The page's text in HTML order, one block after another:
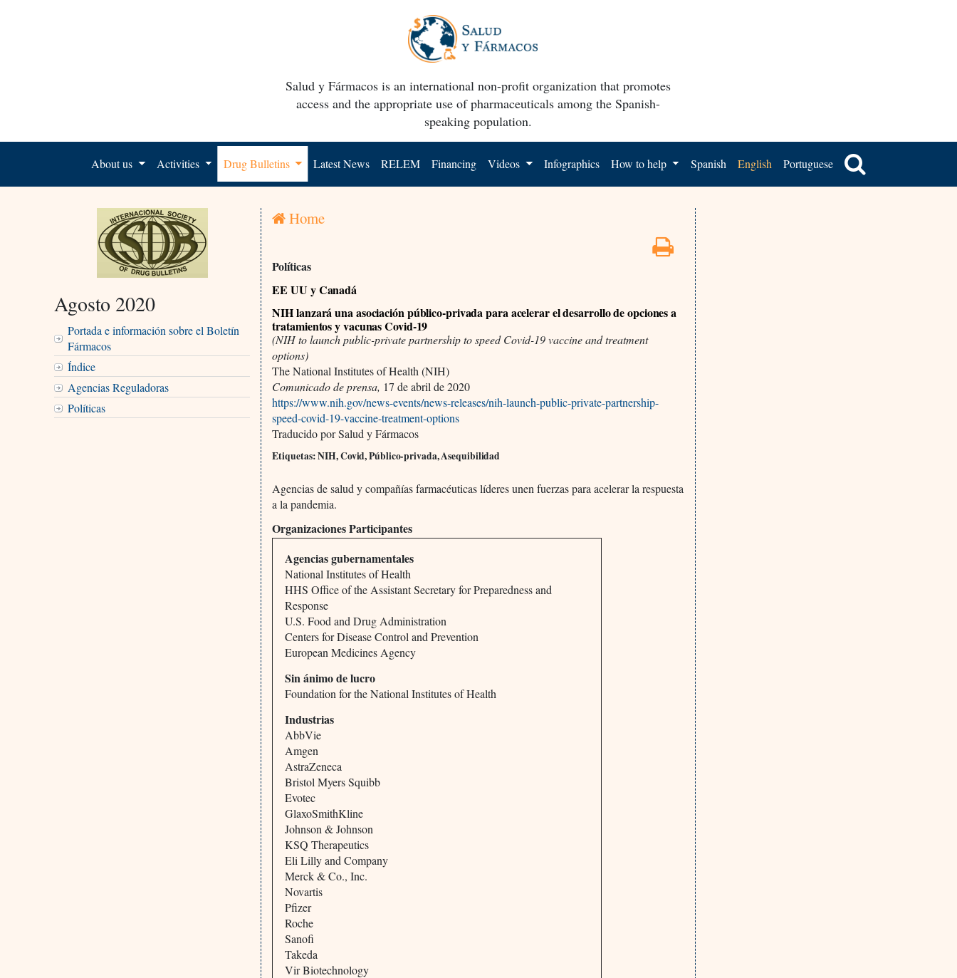
Salud y Fármacos is an international non-profit organization that promotes
access and the appropriate use of pharmaceuticals among the Spanish-
speaking population.
About us Activities Drug Bulletins Latest News RELEM Financing Videos Infographics How to help Spanish English Portuguese
Agosto 2020
Portada e información sobre el Boletín
Fármacos
Índice
Agencias Reguladoras
Políticas
Home
Políticas
EE UU y Canadá
NIH lanzará una asociación público-privada para acelerar el desarrollo de opciones a
tratamientos y vacunas Covid-19
(NIH to launch public-private partnership to speed Covid-19 vaccine and treatment
options)
The National Institutes of Health (NIH)
Comunicado de prensa, 17 de abril de 2020
https://www.nih.gov/news-events/news-releases/nih-launch-public-private-partnership-
speed-covid-19-vaccine-treatment-options
Traducido por Salud y Fármacos
Etiquetas: NIH, Covid, Público-privada, Asequibilidad
Agencias de salud y compañías farmacéuticas líderes unen fuerzas para acelerar la respuesta
a la pandemia.
Organizaciones Participantes
Agencias gubernamentales
National Institutes of Health
HHS Office of the Assistant Secretary for Preparedness and
Response
U.S. Food and Drug Administration
Centers for Disease Control and Prevention
European Medicines Agency
Sin ánimo de lucro
Foundation for the National Institutes of Health
Industrias
AbbVie
Amgen
AstraZeneca
Bristol Myers Squibb
Evotec
GlaxoSmithKline
Johnson & Johnson
KSQ Therapeutics
Eli Lilly and Company
Merck & Co., Inc.
Novartis
Pfizer
Roche
Sanofi
Takeda
Vir Biotechnology